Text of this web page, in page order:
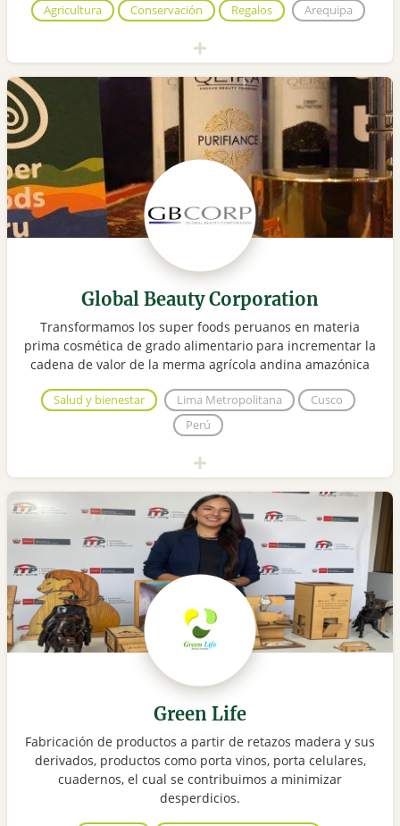
Agricultura Conservación Regalos Arequipa
Global Beauty Corporation
Transformamos los super foods peruanos en materia
prima cosmética de grado alimentario para incrementar la
cadena de valor de la merma agrícola andina amazónica
Salud y bienestar Lima Metropolitana
Cusco
Perú
Green Life
Fabricación de productos a partir de retazos madera y sus
derivados, productos como porta vinos, porta celulares,
cuadernos, el cual se contribuimos a minimizar
desperdicios.